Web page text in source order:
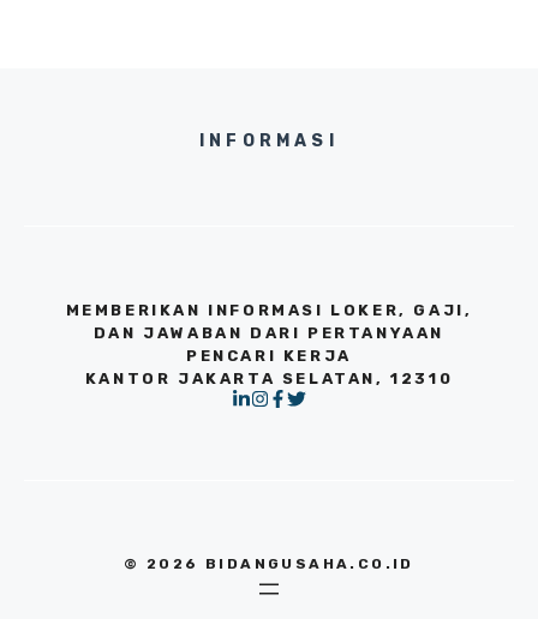
INFORMASI
MEMBERIKAN INFORMASI LOKER, GAJI,
DAN JAWABAN DARI PERTANYAAN
PENCARI KERJA
KANTOR JAKARTA SELATAN, 12310
© 2026 BIDANGUSAHA.CO.ID